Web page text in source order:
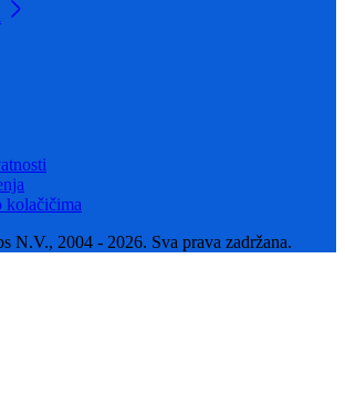
kolačičima
2004 - 2026. Sva prava zadržana.